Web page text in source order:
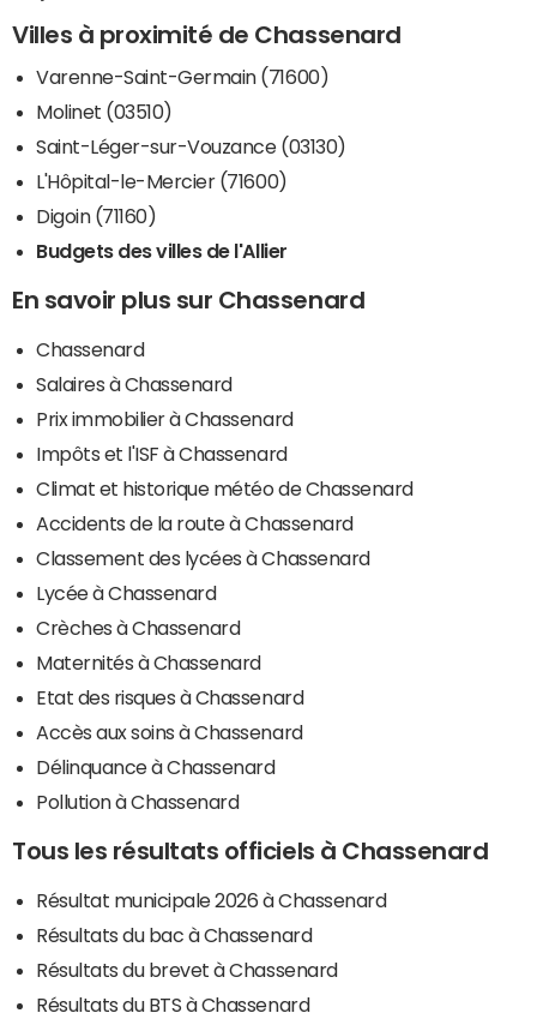
Villes à proximité de Chassenard
Varenne-Saint-Germain (71600)
Molinet (03510)
Saint-Léger-sur-Vouzance (03130)
L'Hôpital-le-Mercier (71600)
Digoin (71160)
Budgets des villes de l'Allier
En savoir plus sur Chassenard
Chassenard
Salaires à Chassenard
Prix immobilier à Chassenard
Impôts et l'ISF à Chassenard
Climat et historique météo de Chassenard
Accidents de la route à Chassenard
Classement des lycées à Chassenard
Lycée à Chassenard
Crèches à Chassenard
Maternités à Chassenard
Etat des risques à Chassenard
Accès aux soins à Chassenard
Délinquance à Chassenard
Pollution à Chassenard
Tous les résultats officiels à Chassenard
Résultat municipale 2026 à Chassenard
Résultats du bac à Chassenard
Résultats du brevet à Chassenard
Résultats du BTS à Chassenard